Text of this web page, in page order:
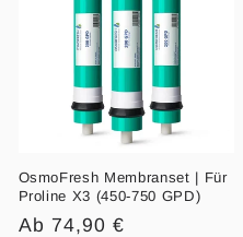
OsmoFresh Membranset | Für
Proline X3 (450-750 GPD)
Normaler
Ab 74,90 €